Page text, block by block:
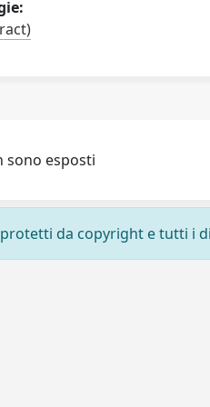
sono esposti
da copyright e tutti i